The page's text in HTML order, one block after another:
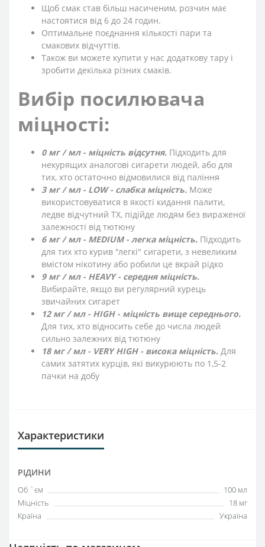
Щоб смак став більш насиченим, розчин має
настоятися від 6 до 24 годин.
Оптимальне поєднання кількості пари та
смакових відчуттів.
Також ви можете купити у нас додаткову тару і
зробити декілька різних смаків.
Вибір посилювача
міцності:
0 мг / мл - міцність відсутня. Підходить для
некурящих аналогові сигарети людей, або для
тих, хто остаточно відмовилися від паління
3 мг / мл - LOW - слабка міцність. Може
використовуватися в якості кидання палити,
ледве відчутний ТХ, підійде людям без вираженої
залежності від тютюну
6 мг / мл - MEDIUM - легка міцність. Підходить
для тих хто курив "легкі" сигарети, з невеликим
вмістом нікотину або робили це вкрай рідко
9 мг / мл - HEAVY - середня міцність.
Вибирайте, якщо ви регулярний курець
звичайних сигарет
12 мг / мл - HIGH - міцність вище середнього.
Для тих, хто відносить себе до числа людей
сильно залежних від тютюну
18 мг / мл - VERY HIGH - висока міцність. Для
самих затятих курців, які викурюють по 1,5-2
пачки на добу
Характеристики
РІДИНИ
Об `єм
100 мл
Міцність
18 мг
Країна
Україна